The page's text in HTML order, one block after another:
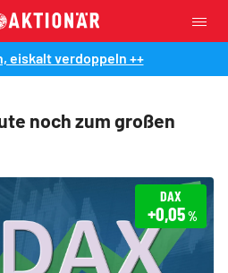
eiskalt verdoppeln ++
noch zum großen
DAX
+0,05%